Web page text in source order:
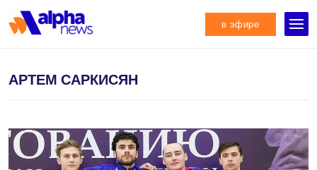
в эфире
АРТЕМ САРКИСЯН